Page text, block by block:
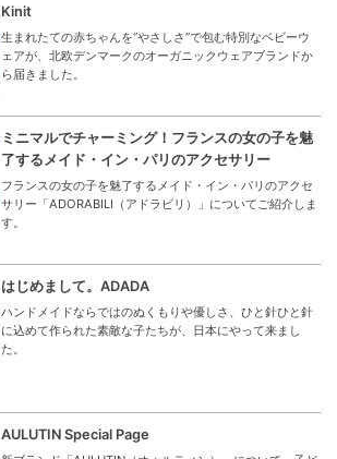
Kinit
生まれたての赤ちゃんを“やさしさ”で包む特別なベビーウ
ェアが、北欧デンマークのオーガニックウェアブランドか
ら届きました。
ミニマルでチャーミング！フランスの女の子を魅
了するメイド・イン・パリのアクセサリー
フランスの女の子を魅了するメイド・イン・パリのアクセ
サリー「ADORABILI（アドラビリ）」についてご紹介しま
す。
はじめまして。ADADA
ハンドメイドならではのぬくもりや優しさ、ひと針ひと針
に込めて作られた素敵な子たちが、日本にやって来まし
た。
AULUTIN Special Page